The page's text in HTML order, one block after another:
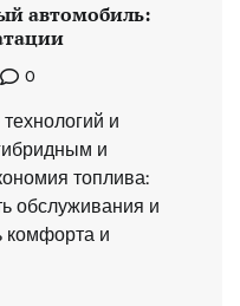
автомобиль:
0
и
и
топлива:
обслуживания и
комфорта и